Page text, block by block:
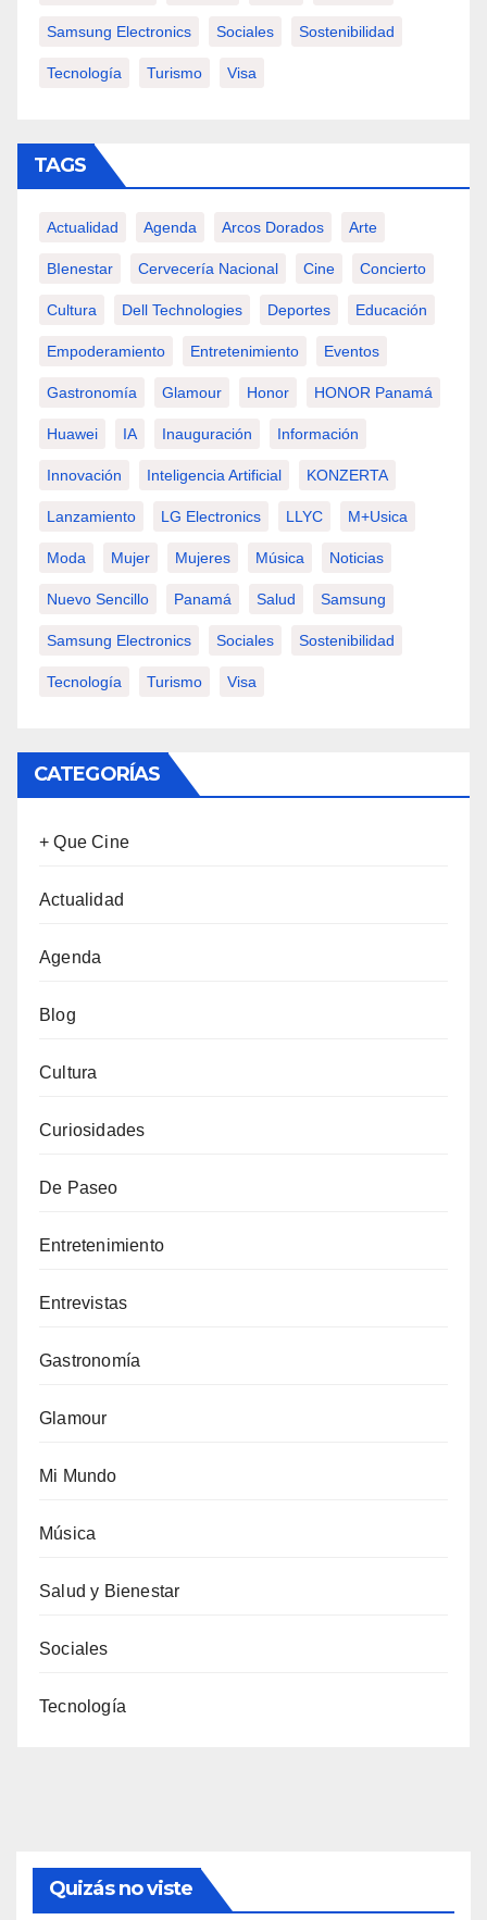
Samsung Electronics Sociales Sostenibilidad
Tecnología Turismo Visa
TAGS
Actualidad Agenda Arcos Dorados Arte
BIenestar Cervecería Nacional Cine Concierto
Cultura Dell Technologies Deportes Educación
Empoderamiento Entretenimiento Eventos
Gastronomía Glamour Honor HONOR Panamá
Huawei IA Inauguración Información
Innovación Inteligencia Artificial KONZERTA
Lanzamiento LG Electronics LLYC M+usica
Moda Mujer Mujeres Música Noticias
Nuevo Sencillo Panamá Salud Samsung
Samsung Electronics Sociales Sostenibilidad
Tecnología Turismo Visa
CATEGORÍAS
+ Que Cine
Actualidad
Agenda
Blog
Cultura
Curiosidades
De Paseo
Entretenimiento
Entrevistas
Gastronomía
Glamour
Mi Mundo
Música
Salud y Bienestar
Sociales
Tecnología
Quizás no viste